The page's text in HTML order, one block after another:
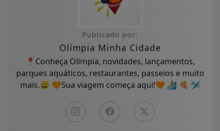
Publicado por:
Olímpia Minha Cidade
📍Conheça Olímpia, novidades, lançamentos,
parques aquáticos, restaurantes, passeios e muito
mais.😄 🧡Sua viagem começa aqui!🧡 🏄 🍕 🛩